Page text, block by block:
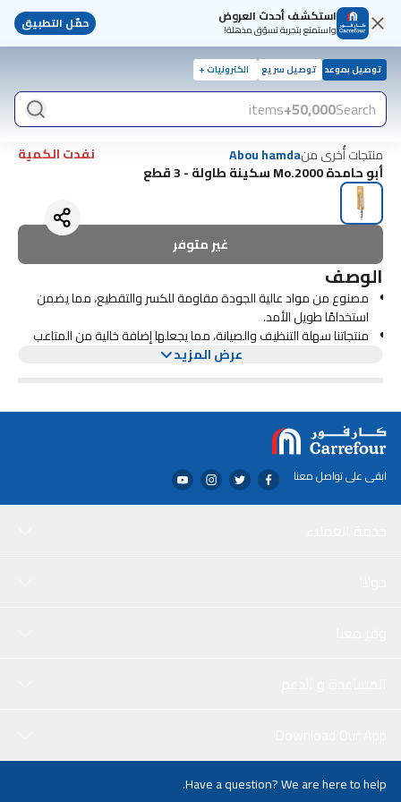
استكشف أحدث العروض
واستمتع بتجربة تسوّق مذهلة! حمّل التطبيق
توصيل بموعد توصيل سريع الكترونيات +
Search
50,000+
items
منتجات أُخرى منAbou hamda
نفدت الكمية
أبو حامدة Mo.2000 سكينة طاولة - 3 قطع
غير متوفر
الوصف
مصنوع من مواد عالية الجودة مقاومة للكسر والتقطيع، مما يضمن
استخدامًا طويل الأمد.
منتجاتنا سهلة التنظيف والصيانة، مما يجعلها إضافة خالية من المتاعب
عرض المزيد
ابقى على تواصل معنا
Have a question? We are here to help.